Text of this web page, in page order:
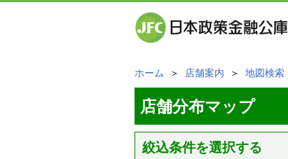
ホーム ＞ 店舗案内 ＞ 地図検索
店舗分布マップ
絞込条件を選択する